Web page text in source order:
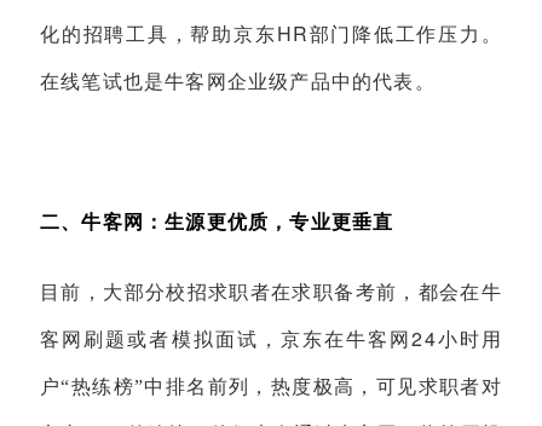
化的招聘工具，帮助京东HR部门降低工作压力。
在线笔试也是牛客网企业级产品中的代表。
二、牛客网：生源更优质，专业更垂直
目前，大部分校招求职者在求职备考前，都会在牛
客网刷题或者模拟面试，京东在牛客网24小时用
户“热练榜”中排名前列，热度极高，可见求职者对